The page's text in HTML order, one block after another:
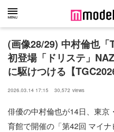
(画像28/29) 中村倫也
初登場「ドリステ」
に駆けつける【
2026.03.14 17:15 30,572 views
俳優の中村倫也が14日、東京
育館で開催の「第42回 マイ